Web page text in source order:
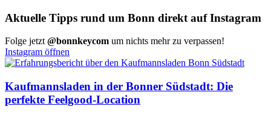
Aktuelle Tipps rund um Bonn direkt auf Instagram
Folge jetzt @bonnkeycom um nichts mehr zu verpassen!
Instagram öffnen
Kaufmannsladen in der Bonner Südstadt: Die
perfekte Feelgood-Location